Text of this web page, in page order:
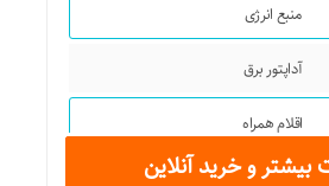
منبع انرژی
آداپتور برق
اقلام همراه
و خرید آنلاین